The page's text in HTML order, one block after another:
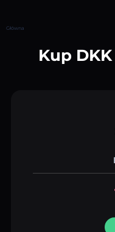
Główna
Kup